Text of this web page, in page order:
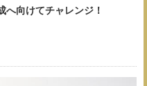
へ向けてチャレンジ！